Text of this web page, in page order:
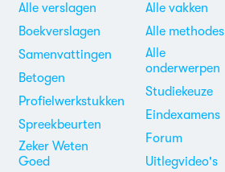
Alle verslagen
Boekverslagen
Samenvattingen
Betogen
Profielwerkstukken
Spreekbeurten
Zeker Weten
Goed
Alle vakken
Alle methodes
Alle
onderwerpen
Studiekeuze
Eindexamens
Forum
Uitlegvideo's